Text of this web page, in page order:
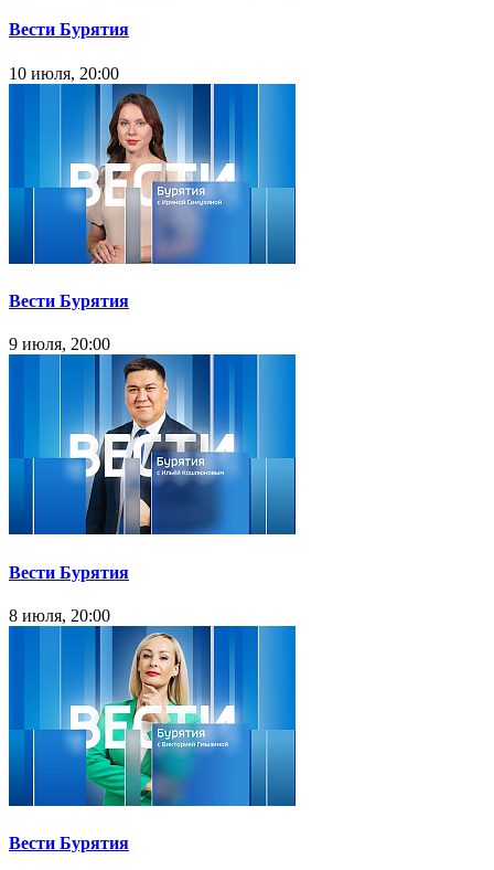
Вести Бурятия
10 июля, 20:00
Вести Бурятия
9 июля, 20:00
Вести Бурятия
8 июля, 20:00
Вести Бурятия